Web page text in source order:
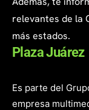
relevantes de la
más estados.
Plaza Juárez
Es parte del
empresa